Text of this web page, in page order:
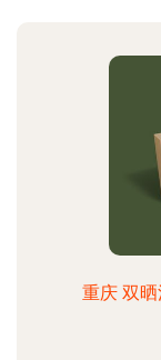
重庆 双